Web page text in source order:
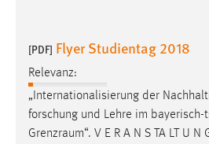
[PDF] Flyer Studientag 2018
Relevanz:
„Internationalisierung der
forschung und Lehre im bayerisch-
Grenzraum“. V E R A N S TA LT U N
Um Inhalte von
Plattformen anzeigen zu
externen Medien Cookies
YouTube